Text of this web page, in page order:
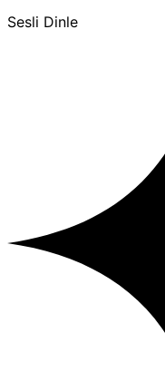
Sesli Dinle